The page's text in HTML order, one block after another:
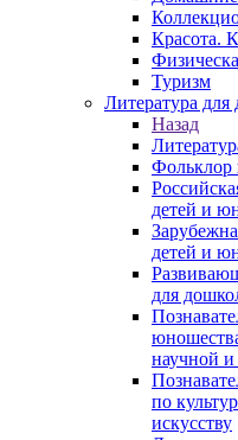
Красота.
Туризм
Литература
Назад
Фольклор
детей и
детей и
для
научной и
по
искусству